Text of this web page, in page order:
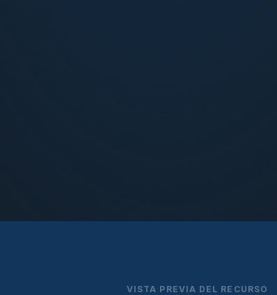
VISTA PREVIA DEL RECURSO